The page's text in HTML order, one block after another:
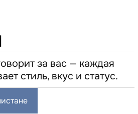
за вас — каждая
стиль, вкус и статус.